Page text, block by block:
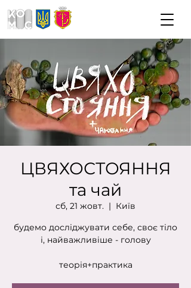
ЦВЯХОСТОЯННЯ
та чай
сб, 21 жовт.
  |
Київ
будемо досліджувати себе, своє тіло
і, найважливіше - голову
теорія+практика